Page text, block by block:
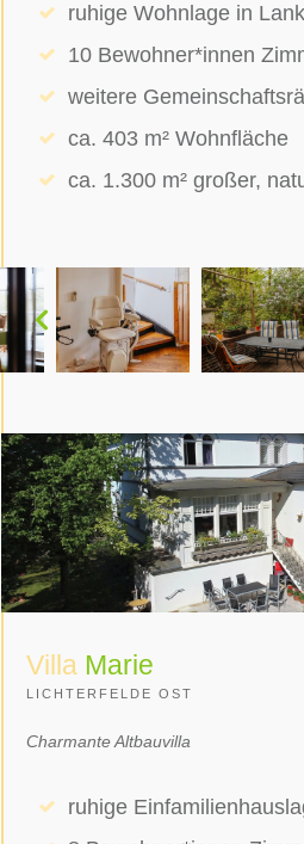
ruhige Wohnlage in
10 Bewohner*innen
weitere
ca. 403 m² Wohnfläche
ca. 1.300 m² großer,
Villa Marie
LICHTERFELDE OST
Charmante Altbauvilla
ruhige